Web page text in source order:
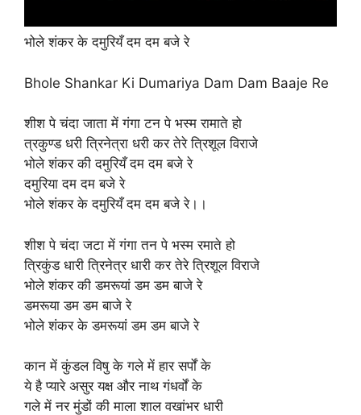
भोले शंकर के दमुरियँ दम दम बजे रे
Bhole Shankar Ki Dumariya Dam Dam Baaje Re
शीश पे चंदा जाता में गंगा टन पे भस्म रामाते हो
त्रकुण्ड धरी त्रिनेत्रा धरी कर तेरे त्रिशूल विराजे
भोले शंकर की दमुरियँ दम दम बजे रे
दमुरिया दम दम बजे रे
भोले शंकर के दमुरियँ दम दम बजे रे।।
शीश पे चंदा जटा में गंगा तन पे भस्म रमाते हो
त्रिकुंड धारी त्रिनेत्र धारी कर तेरे त्रिशूल विराजे
भोले शंकर की डमरूयां डम डम बाजे रे
डमरूया डम डम बाजे रे
भोले शंकर के डमरूयां डम डम बाजे रे
कान में कुंडल विषु के गले में हार सर्पों के
ये है प्यारे असुर यक्ष और नाथ गंधर्वों के
गले में नर मुंडों की माला शाल वखांभर धारी